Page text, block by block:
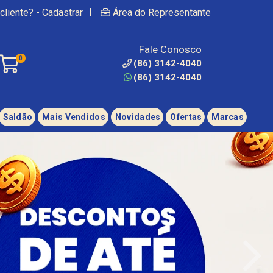
- Cadastrar | Área do Representante
0
Fale Conosco
(86) 3142-4040
(86) 3142-4040
Saldão Mais Vendidos Novidades Ofertas Marcas